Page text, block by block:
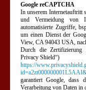
Google reCAPTCHA
In unserem
und Vermeidung von
automatisierte Zugriffe,
um einen Dienst der
View, CA 94043 USA,
Durch die Zertifizierung
Privacy Shield“)
https://
garantiert Google, dass
Verarbeitung von Daten in